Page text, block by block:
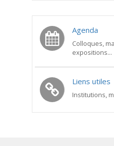
Agenda
Colloques,
expositions...
Liens utiles
Institutions,